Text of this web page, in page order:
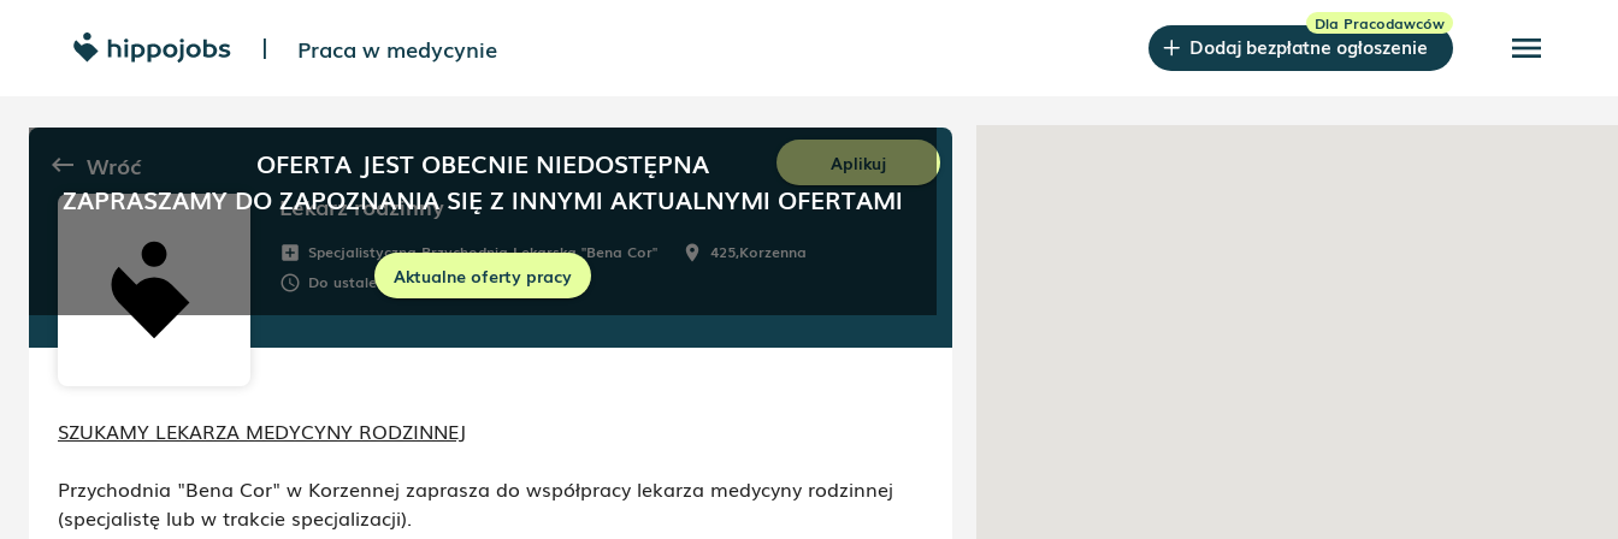
| Praca w medycynie Dodaj bezpłatne ogłoszenie menu
OFERTA JEST OBECNIE NIEDOSTĘPNA
ZAPRASZAMY DO ZAPOZNANIA SIĘ Z INNYMI AKTUALNYMI OFERTAMI
Aktualne oferty pracy
keyboard_backspace Wróć Aplikuj
Lekarz rodzinny
add_box Specjalistyczna Przychodnia Lekarska "Bena Cor" room 425,Korzenna
schedule Do ustalenia description Umowa:Dowolna
SZUKAMY LEKARZA MEDYCYNY RODZINNEJ
Przychodnia "Bena Cor" w Korzennej zaprasza do współpracy lekarza medycyny rodzinnej
(specjalistę lub w trakcie specjalizacji).